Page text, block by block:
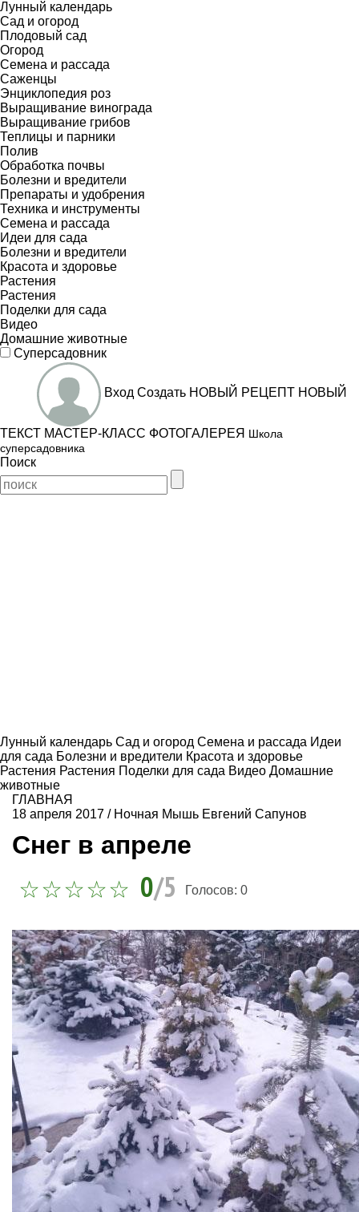
Лунный календарь
Сад и огород
Плодовый сад
Огород
Семена и рассада
Саженцы
Энциклопедия роз
Выращивание винограда
Выращивание грибов
Теплицы и парники
Полив
Обработка почвы
Болезни и вредители
Препараты и удобрения
Техника и инструменты
Семена и рассада
Идеи для сада
Болезни и вредители
Красота и здоровье
Растения
Растения
Поделки для сада
Видео
Домашние животные
Суперсадовник
Вход Создать НОВЫЙ РЕЦЕПТ НОВЫЙ
ТЕКСТ МАСТЕР-КЛАСС ФОТОГАЛЕРЕЯ Школа
суперсадовника
Поиск
Лунный календарь Сад и огород Семена и рассада Идеи
для сада Болезни и вредители Красота и здоровье
Растения Растения Поделки для сада Видео Домашние
животные
ГЛАВНАЯ
18 апреля 2017 / Ночная Мышь Евгений Сапунов
Снег в апреле
0/5 Голосов: 0